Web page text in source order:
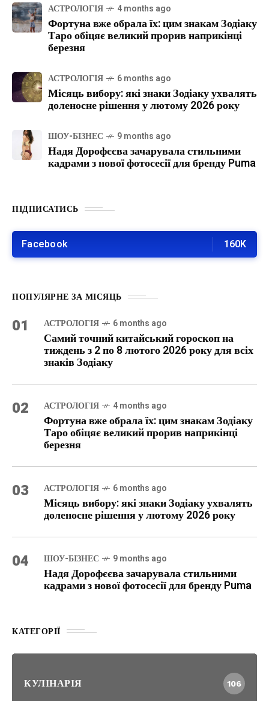
АСТРОЛОГІЯ 4 months ago
Фортуна вже обрала їх: цим знакам Зодіаку
Таро обіцяє великий прорив наприкінці
березня
АСТРОЛОГІЯ 6 months ago
Місяць вибору: які знаки Зодіаку ухвалять
доленосне рішення у лютому 2026 року
ШОУ-БІЗНЕС 9 months ago
Надя Дорофєєва зачарувала стильними
кадрами з нової фотосесії для бренду Puma
ПІДПИСАТИСЬ
Facebook 160K
ПОПУЛЯРНЕ ЗА МІСЯЦЬ
01 АСТРОЛОГІЯ 6 months ago
Самий точний китайський гороскоп на
тиждень з 2 по 8 лютого 2026 року для всіх
знаків Зодіаку
02 АСТРОЛОГІЯ 4 months ago
Фортуна вже обрала їх: цим знакам Зодіаку
Таро обіцяє великий прорив наприкінці
березня
03 АСТРОЛОГІЯ 6 months ago
Місяць вибору: які знаки Зодіаку ухвалять
доленосне рішення у лютому 2026 року
04 ШОУ-БІЗНЕС 9 months ago
Надя Дорофєєва зачарувала стильними
кадрами з нової фотосесії для бренду Puma
КАТЕГОРІЇ
КУЛІНАРІЯ 106